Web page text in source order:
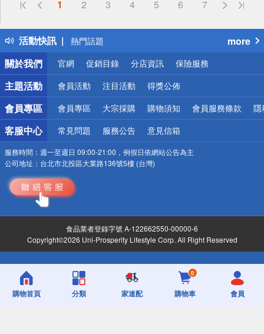
1 2 3 4 5 6 7
活動快訊
偏遠地區配送
得獎公告
熱門話題
銀行優惠
偏遠地區配送
詐騙網頁！請小心！
more
關於我們
官網 促銷目錄 分店資訊 保險服務
主題活動 會員活動 注目活動 得獎公佈
會員專區 會員專區 大宗採購 購物須知 會員服務條款 隱
客服中心 常見問題 服務公告 意見信箱
服務時間： 週一至週日 09:00-21:00，例假日依網站公告為主
公司地址： 台北市北投區大業路136號5樓 (台灣)
食品業者登錄字號 A-122662550-00000-6
Copyright©2026 Uni-Prosperity Lifestyle Corp. All Right Reserved
購物首頁 分類 家速配
0
購物車 會員